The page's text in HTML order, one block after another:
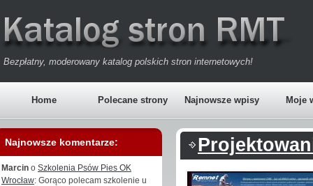
Bezpłatny, moderowany katalog polskich stron internetowych!
Home Polecane strony Najnowsze wpisy Moje
Najnowsze komentarze:
Marcin o Szkolenia Psów Pies OK
Wrocław: Gorąco polecam szkolenie u